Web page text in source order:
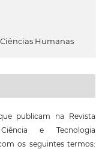
Humanas
publicam na Revista
e Tecnologia
os seguintes termos: